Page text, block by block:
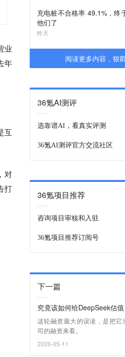
业
年
互
对
打
充电桩不合格率 49.1%，终
他们了
昨天
阅读更多内容，狠
36氪AI测评
选靠谱AI，看真实评测
36氪AI测评官方交流社区
36氪项目推荐
咨询项目审核和入驻
36氪项目推荐订阅号
下一篇
究竟该如何给DeepSeek估值
这轮融资最大的误读，是把它
司的融资来看。
2026-05-11